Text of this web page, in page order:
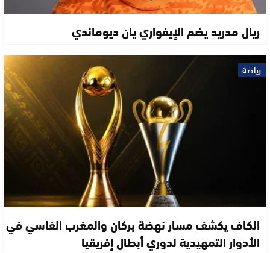
ريال مدريد يضم الإيفواري يان ديوماندي
رياضة
الكاف يكشف مسار نهضة بركان والمغرب الفاسي في
الأدوار التمهيدية لدوري أبطال إفريقيا